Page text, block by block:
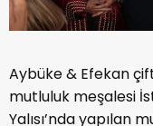
Aybüke & Efekan
mutluluk meşalesi
Yalısı’nda